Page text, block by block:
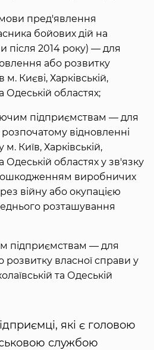
пред'явлення
бойових дій на
після 2014 року) — для
або розвитку
м. Києві, Харківській,
Одеській областях;
підприємствам — для
відновленні
Київ, Харківській,
Одеській областях у зв'язку
виробничих
війну або окупацією
розташування
підприємствам — для
розвитку власної справи у
та Одеській
які є головою
службою